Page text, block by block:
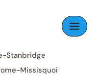
Stanbridge
Missisquoi